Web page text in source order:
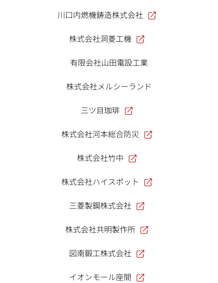
川口内燃機鋳造株式会社
株式会社洞菱工機
有限会社山田電設工業
株式会社メルシーランド
三ツ目珈琲
株式会社河本総合防災
株式会社竹中
株式会社ハイスポット
三菱製鋼株式会社
株式会社共明製作所
図南鍛工株式会社
イオンモール座間